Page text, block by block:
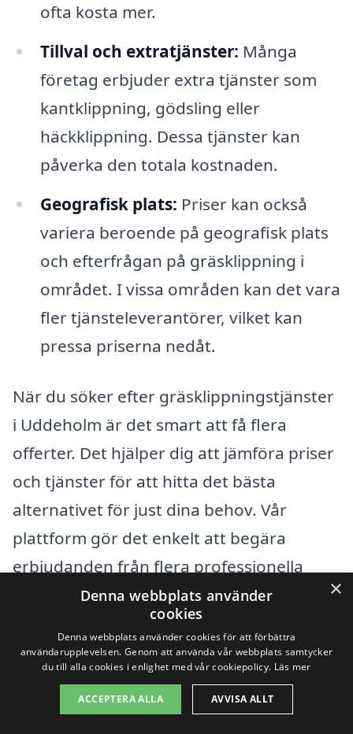
ofta kosta mer.
Tillval och extratjänster: Många
företag erbjuder extra tjänster som
kantklippning, gödsling eller
häckklippning. Dessa tjänster kan
påverka den totala kostnaden.
Geografisk plats: Priser kan också
variera beroende på geografisk plats
och efterfrågan på gräsklippning i
området. I vissa områden kan det vara
fler tjänsteleverantörer, vilket kan
pressa priserna nedåt.
När du söker efter gräsklippningstjänster
i Uddeholm är det smart att få flera
offerter. Det hjälper dig att jämföra priser
och tjänster för att hitta det bästa
alternativet för just dina behov. Vår
plattform gör det enkelt att begära
erbjudanden från flera professionella
aktörer i ditt område, så att du kan fatta
ett välinformerat beslut. Tänk på att alltid
kommunicera tydligt med företagen om
dina önskemål och förväntningar, så att
du får en skräddarsydd lösning som
×
Denna webbplats använder
cookies
Denna webbplats använder cookies för att förbättra
användarupplevelsen. Genom att använda vår webbplats samtycker
du till alla cookies i enlighet med vår cookiepolicy. Läs mer
ACCEPTERA ALLA AVVISA ALLT